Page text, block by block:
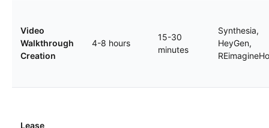
Video
Walkthrough
Creation
4-8 hours
15-30
minutes
Synthesia,
HeyGen,
Lease